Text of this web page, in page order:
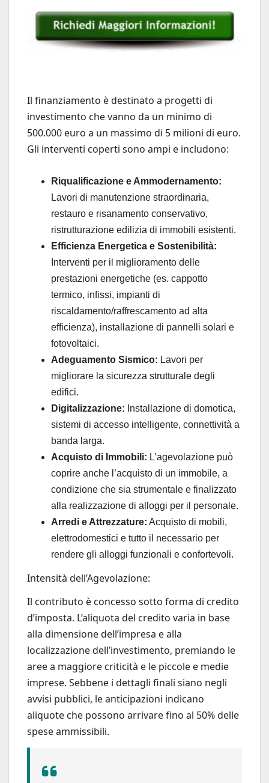
Il finanziamento è destinato a progetti di
investimento che vanno da un minimo di
500.000 euro a un massimo di 5 milioni di euro.
Gli interventi coperti sono ampi e includono:
Riqualificazione e Ammodernamento:
Lavori di manutenzione straordinaria,
restauro e risanamento conservativo,
ristrutturazione edilizia di immobili esistenti.
Efficienza Energetica e Sostenibilità:
Interventi per il miglioramento delle
prestazioni energetiche (es. cappotto
termico, infissi, impianti di
riscaldamento/raffrescamento ad alta
efficienza), installazione di pannelli solari e
fotovoltaici.
Adeguamento Sismico: Lavori per
migliorare la sicurezza strutturale degli
edifici.
Digitalizzazione: Installazione di domotica,
sistemi di accesso intelligente, connettività a
banda larga.
Acquisto di Immobili: L’agevolazione può
coprire anche l’acquisto di un immobile, a
condizione che sia strumentale e finalizzato
alla realizzazione di alloggi per il personale.
Arredi e Attrezzature: Acquisto di mobili,
elettrodomestici e tutto il necessario per
rendere gli alloggi funzionali e confortevoli.
Intensità dell’Agevolazione:
Il contributo è concesso sotto forma di credito
d’imposta. L’aliquota del credito varia in base
alla dimensione dell’impresa e alla
localizzazione dell’investimento, premiando le
aree a maggiore criticità e le piccole e medie
imprese. Sebbene i dettagli finali siano negli
avvisi pubblici, le anticipazioni indicano
aliquote che possono arrivare fino al 50% delle
spese ammissibili.